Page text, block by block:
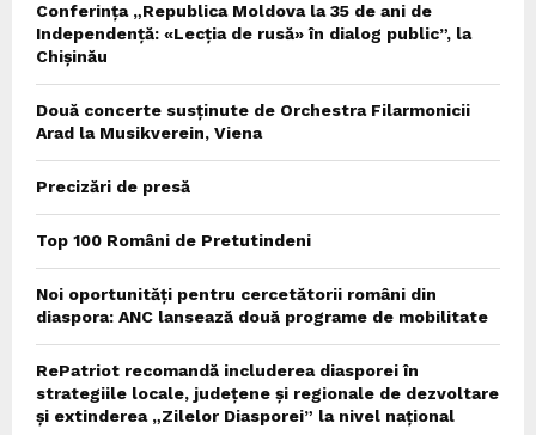
Conferința „Republica Moldova la 35 de ani de
Independență: «Lecția de rusă» în dialog public”, la
Chișinău
Două concerte susținute de Orchestra Filarmonicii
Arad la Musikverein, Viena
Precizări de presă
Top 100 Români de Pretutindeni
Noi oportunități pentru cercetătorii români din
diaspora: ANC lansează două programe de mobilitate
RePatriot recomandă includerea diasporei în
strategiile locale, județene și regionale de dezvoltare
și extinderea „Zilelor Diasporei” la nivel național